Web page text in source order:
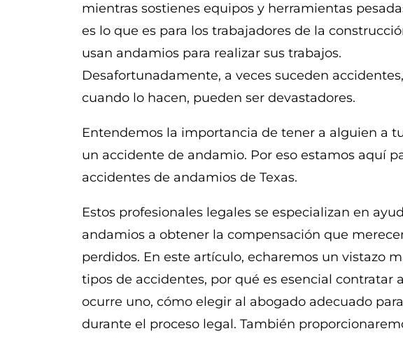
mientras sostienes equipos y herramientas
es lo que es para los trabajadores de la
usan andamios para realizar sus trabajos.
Desafortunadamente, a veces suceden
cuando lo hacen, pueden ser devastadores.
Entendemos la importancia de tener a alguien a
un accidente de andamio. Por eso estamos aquí
accidentes de andamios de Texas.
Estos profesionales legales se especializan en
andamios a obtener la compensación que
perdidos. En este artículo, echaremos un vistazo
tipos de accidentes, por qué es esencial contratar
ocurre uno, cómo elegir al abogado adecuado
durante el proceso legal. También